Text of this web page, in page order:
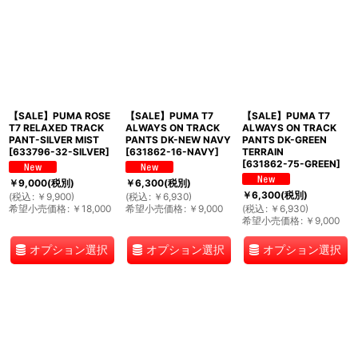
【SALE】PUMA ROSE
T7 RELAXED TRACK
PANT-SILVER MIST
[633796-32-SILVER]
￥9,000(税別)
(税込 : ￥ 9,900)
希望小売価格: ￥ 18,000
オプション選択
【SALE】PUMA T7
ALWAYS ON TRACK
PANTS DK-NEW NAVY
[631862-16-NAVY]
￥6,300(税別)
(税込 : ￥ 6,930)
希望小売価格: ￥ 9,000
オプション選択
【SALE】PUMA T7
ALWAYS ON TRACK
PANTS DK-GREEN
TERRAIN
[631862-75-GREEN]
￥6,300(税別)
(税込 : ￥ 6,930)
希望小売価格: ￥ 9,000
オプション選択